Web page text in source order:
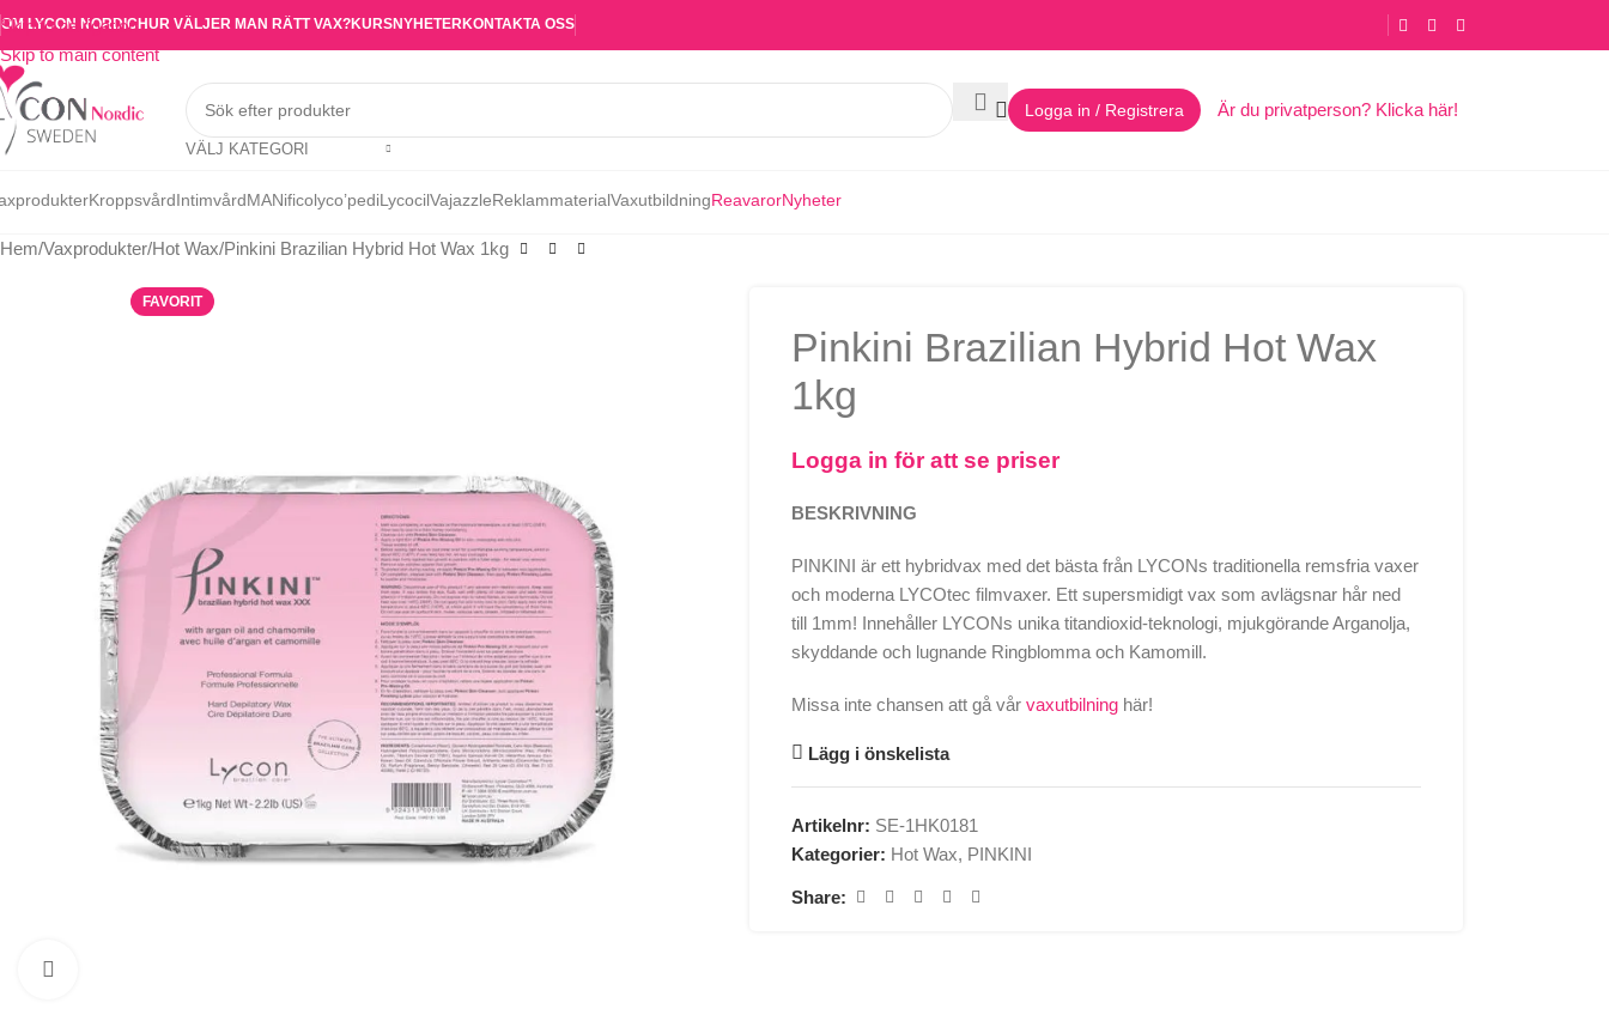
Skip to navigation
Skip to main content
OM LYCON NORDICHUR VÄLJER MAN RÄTT VAX?KURSNYHETERKONTAKTA OSS
VÄLJ KATEGORI
Logga in / Registrera Är du privatperson? Klicka här!
KroppsvårdIntimvårdMANificolyco’pediLycocilVajazzleReklammaterialVaxutbildningReavarorNyheter
Hem Vaxprodukter Hot Wax Pinkini Brazilian Hybrid Hot Wax 1kg
FAVORIT
Pinkini Brazilian Hybrid Hot Wax
1kg
Logga in för att se priser
BESKRIVNING
PINKINI är ett hybridvax med det bästa från LYCONs traditionella remsfria vaxer
och moderna LYCOtec filmvaxer. Ett supersmidigt vax som avlägsnar hår ned
till 1mm! Innehåller LYCONs unika titandioxid-teknologi, mjukgörande Arganolja,
skyddande och lugnande Ringblomma och Kamomill.
Missa inte chansen att gå vår vaxutbilninghär!
Lägg i önskelista
Artikelnr: SE-1HK0181
Kategorier: Hot Wax, PINKINI
Share: